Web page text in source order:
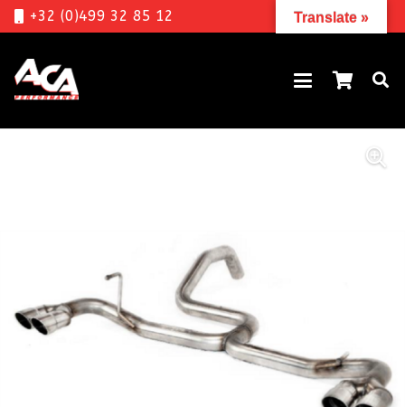
+32 (0)499 32 85 12 Translate »